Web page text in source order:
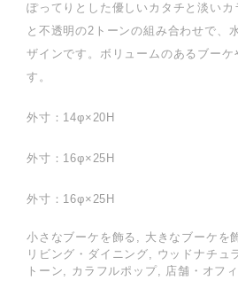
ぽってりとした優しいカタチと淡いカ
と不透明の2トーンの組み合わせで、
ザインです。ボリュームのあるブー
す。
外寸：14φ×20H
外寸：16φ×25H
外寸：16φ×25H
小さなブーケを飾る, 大きなブーケを
リビング・ダイニング, ウッドナチュ
トーン, カラフルポップ, 店舗・オフ